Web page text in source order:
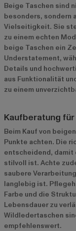
Beige Taschen sind
besonders, sondern
Vielseitigkeit. Sie
zu einem echten
beige Taschen ein
Understatement,
Details und
aus Funktionalität
zu einem
Kaufberatung
Beim Kauf von
Punkte achten. Die
entscheidend, damit
stilvoll ist. Achte
saubere
langlebig ist.
Farbe und die
Lebensdauer zu
Wildledertaschen
empfehlenswert.